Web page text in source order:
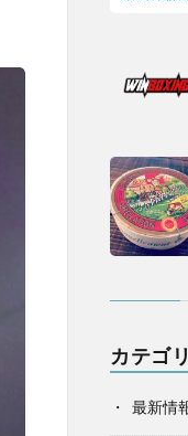
カテゴ
最新情